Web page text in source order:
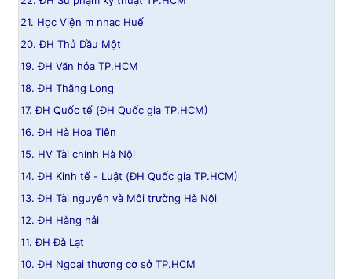
21. Học Viện m nhạc Huế
20. ĐH Thủ Dầu Một
19. ĐH Văn hóa TP.HCM
18. ĐH Thăng Long
17. ĐH Quốc tế (ĐH Quốc gia TP.HCM)
16. ĐH Hà Hoa Tiên
15. HV Tài chính Hà Nội
14. ĐH Kinh tế - Luật (ĐH Quốc gia TP.HCM)
13. ĐH Tài nguyên và Môi trường Hà Nội
12. ĐH Hàng hải
11. ĐH Đà Lạt
10. ĐH Ngoại thương cơ sở TP.HCM